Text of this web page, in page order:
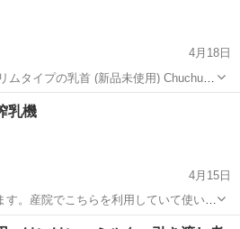
4月18日
(新品未使用) Chuchuス
哺乳瓶拒否のため不要になりました)
ベビー用品
乳機
4月15日
す。産院でこちらを利用していて使いや
ベビー用品 メデラ